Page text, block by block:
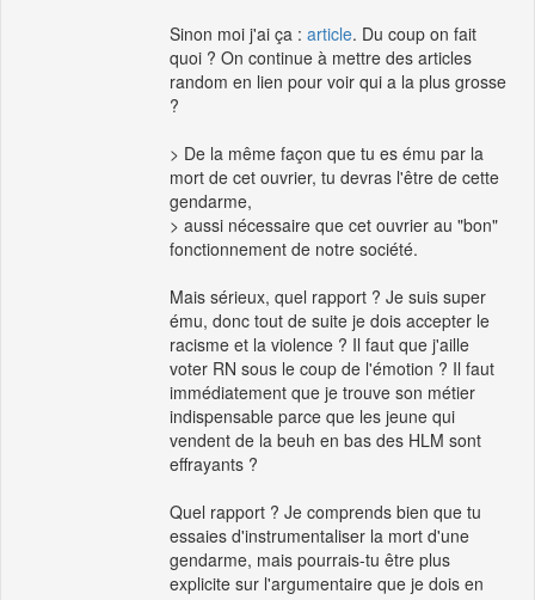
Sinon moi j'ai ça : article. Du coup on fait
quoi ? On continue à mettre des articles
random en lien pour voir qui a la plus grosse
?
> De la même façon que tu es ému par la
mort de cet ouvrier, tu devras l'être de cette
gendarme,
> aussi nécessaire que cet ouvrier au "bon"
fonctionnement de notre société.
Mais sérieux, quel rapport ? Je suis super
ému, donc tout de suite je dois accepter le
racisme et la violence ? Il faut que j'aille
voter RN sous le coup de l'émotion ? Il faut
immédiatement que je trouve son métier
indispensable parce que les jeune qui
vendent de la beuh en bas des HLM sont
effrayants ?
Quel rapport ? Je comprends bien que tu
essaies d'instrumentaliser la mort d'une
gendarme, mais pourrais-tu être plus
explicite sur l'argumentaire que je dois en